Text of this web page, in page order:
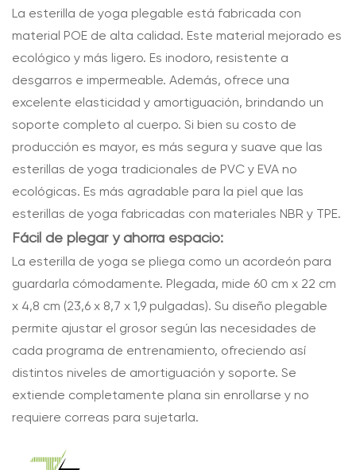
La esterilla de yoga plegable está fabricada con
material POE de alta calidad. Este material mejorado es
ecológico y más ligero. Es inodoro, resistente a
desgarros e impermeable. Además, ofrece una
excelente elasticidad y amortiguación, brindando un
soporte completo al cuerpo. Si bien su costo de
producción es mayor, es más segura y suave que las
esterillas de yoga tradicionales de PVC y EVA no
ecológicas. Es más agradable para la piel que las
esterillas de yoga fabricadas con materiales NBR y TPE.
Fácil de plegar y ahorra espacio:
La esterilla de yoga se pliega como un acordeón para
guardarla cómodamente. Plegada, mide 60 cm x 22 cm
x 4,8 cm (23,6 x 8,7 x 1,9 pulgadas). Su diseño plegable
permite ajustar el grosor según las necesidades de
cada programa de entrenamiento, ofreciendo así
distintos niveles de amortiguación y soporte. Se
extiende completamente plana sin enrollarse y no
requiere correas para sujetarla.